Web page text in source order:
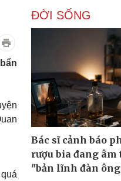
nghiệp
tin doanh nghiệp
nghiệp 24h
nhân
cộng đồng
Tin
Tour
ĐỜI SỐNG
Bác sĩ cảnh báo
rượu bia đang âm
"bản lĩnh đàn